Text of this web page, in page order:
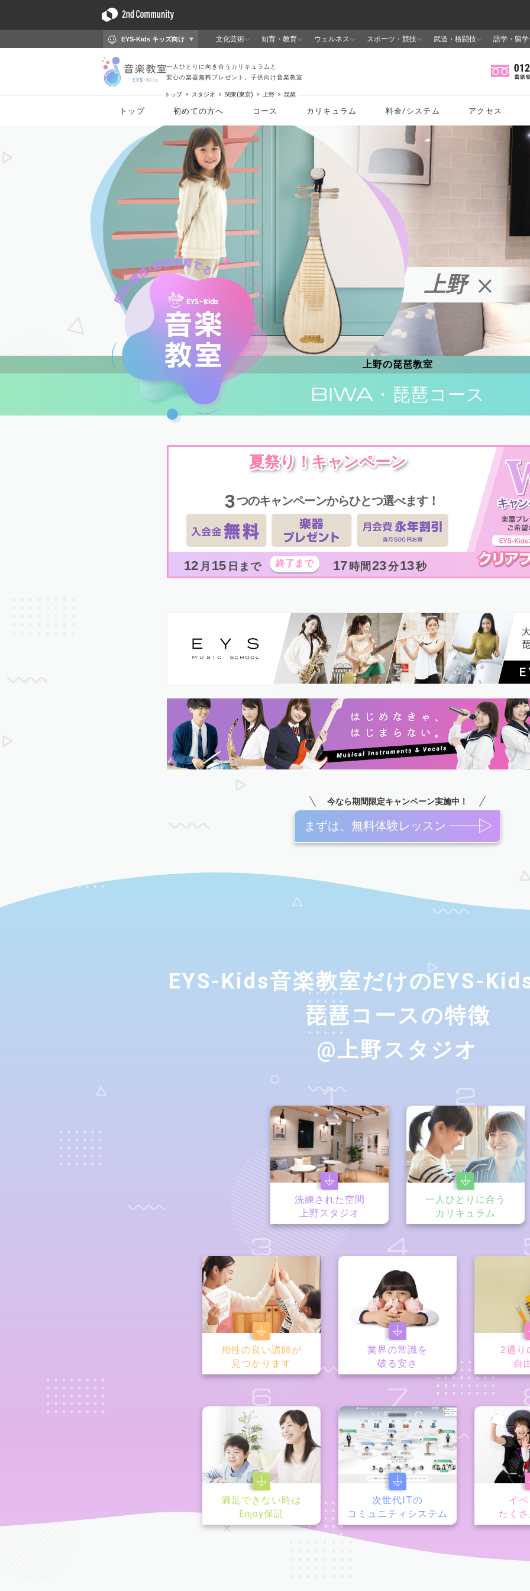
トップ スタジオ 関東(東京) 上野 琵琶
上野
上野の琵琶教室
BIWA ・琵琶コース
夏祭り！キャンペーン
3つのキャンペーンからひとつ選べます！
12 月 15 日まで 17 時間 23分12秒
今なら期間限定キャンペーン実施中！
まずは、無料体験レッスン
EYS-Kids音楽教室だけのEYS-
琵琶コースの特徴
@上野スタジオ
1
洗練された空間
上野スタジオ
2
一人ひとりに合う
カリキュラム
3
相性の良い講師が
見つかります
4
業界の常識を
破る安さ
2通り
自
6
満足できない時は
Enjoy保証
7
次世代ITの
コミュニティシステム
イ
たく